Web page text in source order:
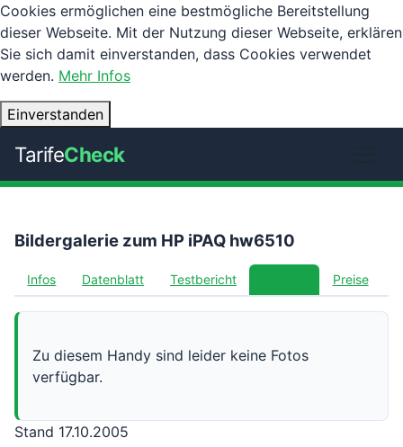
Cookies ermöglichen eine bestmögliche Bereitstellung
dieser Webseite. Mit der Nutzung dieser Webseite, erklären
Sie sich damit einverstanden, dass Cookies verwendet
werden. Mehr Infos
Einverstanden
TarifeCheck
Bildergalerie zum HP iPAQ hw6510
Infos Datenblatt Testbericht Preise
Zu diesem Handy sind leider keine Fotos
verfügbar.
Stand 17.10.2005